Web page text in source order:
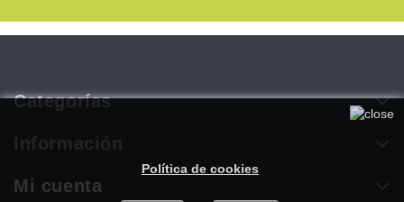
Categorías
Información
Mi cuenta
Utilizamos cookies propias y de terceros para mejorar
nuestros servicios. Si continúa navegando, consideramos que
acepta su uso. Puede obtener más información en nuestra
Política de cookies